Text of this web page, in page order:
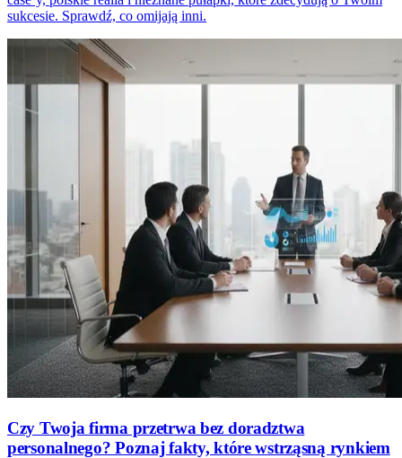
sukcesie. Sprawdź, co omijają inni.
Czy Twoja firma przetrwa bez doradztwa
personalnego? Poznaj fakty, które wstrząsną rynkiem